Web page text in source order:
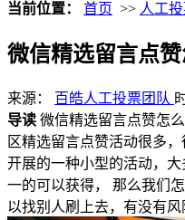
当前位置： 首页 >> 人工
微信精选留言点
来源： 百皓人工投票团队
导读 微信精选留言点赞怎
区精选留言点赞活动很多
开展的一种小型的活动，
一的可以获得， 那么我们
以找别人刷上去，有没有风